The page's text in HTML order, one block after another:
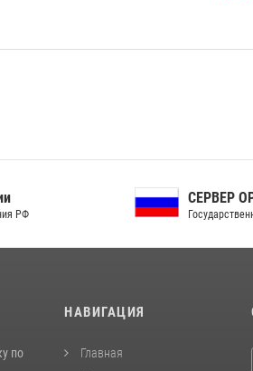
СЕРВЕР ОРГАНОВ
Государственной власти РФ
по
НАВИГАЦИЯ
Главная